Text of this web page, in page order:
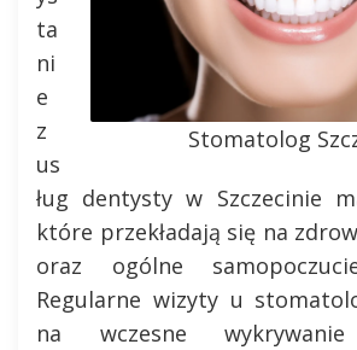
Stomatolog
ta
ni
e
z
us
ług dentysty w Szczecinie
które przekładają się na
oraz ogólne
Regularne wizyty u
na wczesne